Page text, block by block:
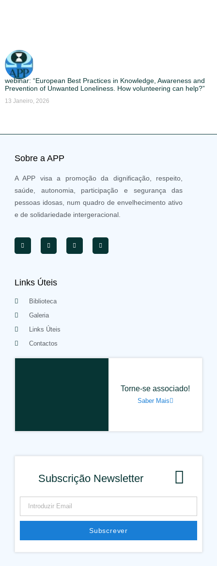
webinar: “European Best Practices in Knowledge, Awareness and
Prevention of Unwanted Loneliness. How volunteering can help?”
13 Janeiro, 2026
Sobre a APP
A APP visa a promoção da dignificação, respeito,
saúde, autonomia, participação e segurança das
pessoas idosas, num quadro de envelhecimento ativo
e de solidariedade intergeracional.
Links Úteis
Biblioteca
Galeria
Links Úteis
Contactos
Torne-se associado!
Saber Mais
Subscrição Newsletter
Subscrever